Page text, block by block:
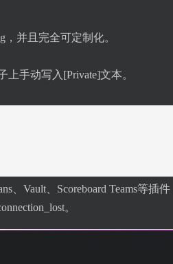
并且完全可定制化。
手动写入[Private]文本。
、Vault、Scoreboard Teams等插
。